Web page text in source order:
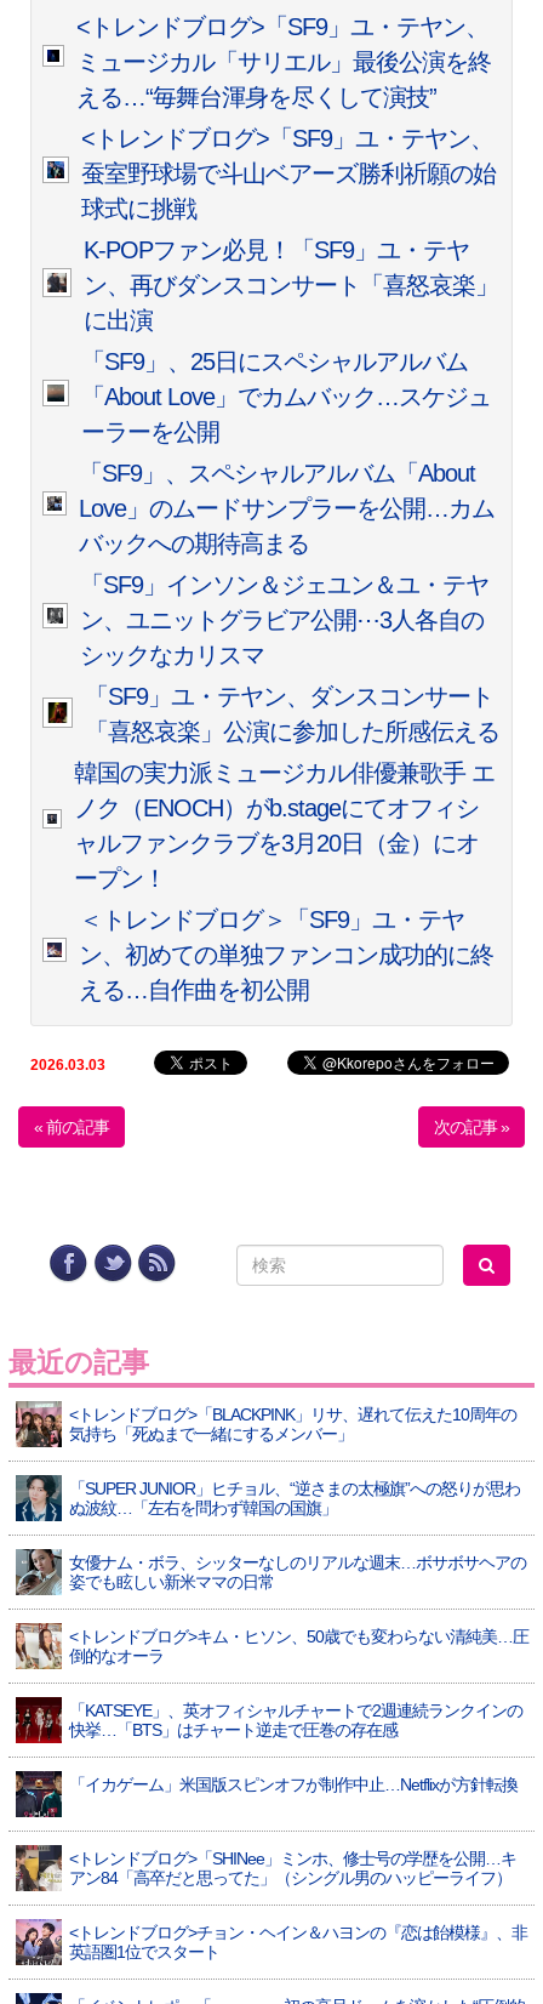
<トレンドブログ>「SF9」ユ・テヤン、
ミュージカル「サリエル」最後公演を終
える…“毎舞台渾身を尽くして演技”
<トレンドブログ>「SF9」ユ・テヤン、
蚕室野球場で斗山ベアーズ勝利祈願の始
球式に挑戦
K-POPファン必見！「SF9」ユ・テヤ
ン、再びダンスコンサート「喜怒哀楽」
に出演
「SF9」、25日にスペシャルアルバム
「About Love」でカムバック…スケジュ
ーラーを公開
「SF9」、スペシャルアルバム「About
Love」のムードサンプラーを公開…カム
バックへの期待高まる
「SF9」インソン＆ジェユン＆ユ・テヤ
ン、ユニットグラビア公開⋯3人各自の
シックなカリスマ
「SF9」ユ・テヤン、ダンスコンサート
「喜怒哀楽」公演に参加した所感伝える
韓国の実力派ミュージカル俳優兼歌手 エ
ノク（ENOCH）がb.stageにてオフィシ
ャルファンクラブを3月20日（金）にオ
ープン！
＜トレンドブログ＞「SF9」ユ・テヤ
ン、初めての単独ファンコン成功的に終
える…自作曲を初公開
2026.03.03
« 前の記事 次の記事 »
最近の記事
<トレンドブログ>「BLACKPINK」リサ、遅れて伝えた10周年の
気持ち「死ぬまで一緒にするメンバー」
「SUPER JUNIOR」ヒチョル、“逆さまの太極旗”への怒りが思わ
ぬ波紋…「左右を問わず韓国の国旗」
女優ナム・ボラ、シッターなしのリアルな週末…ボサボサヘアの
姿でも眩しい新米ママの日常
<トレンドブログ>キム・ヒソン、50歳でも変わらない清純美…圧
倒的なオーラ
「KATSEYE」、英オフィシャルチャートで2週連続ランクインの
快挙…「BTS」はチャート逆走で圧巻の存在感
「イカゲーム」米国版スピンオフが制作中止…Netflixが方針転換
<トレンドブログ>「SHINee」ミンホ、修士号の学歴を公開…キ
アン84「高卒だと思ってた」（シングル男のハッピーライフ）
<トレンドブログ>チョン・ヘイン＆ハヨンの『恋は飴模様』、非
英語圏1位でスタート